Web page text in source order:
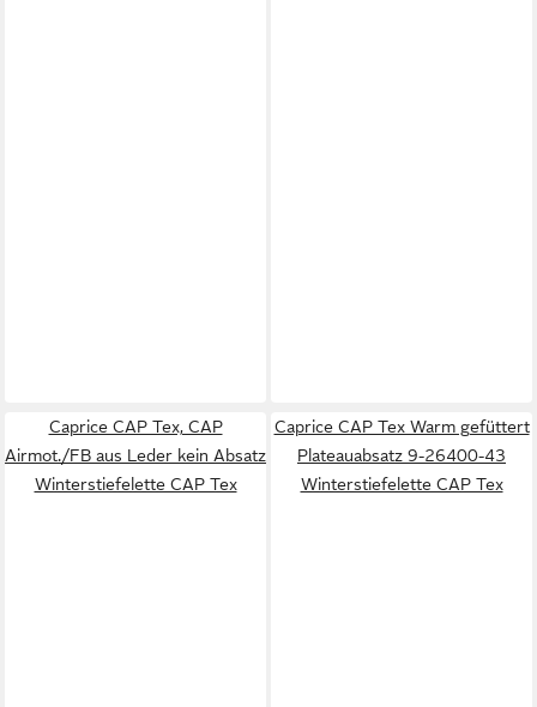
Caprice CAP Tex, CAP
Airmot./FB aus Leder kein Absatz
Winterstiefelette CAP Tex
Caprice CAP Tex Warm gefüttert
Plateauabsatz 9-26400-43
Winterstiefelette CAP Tex